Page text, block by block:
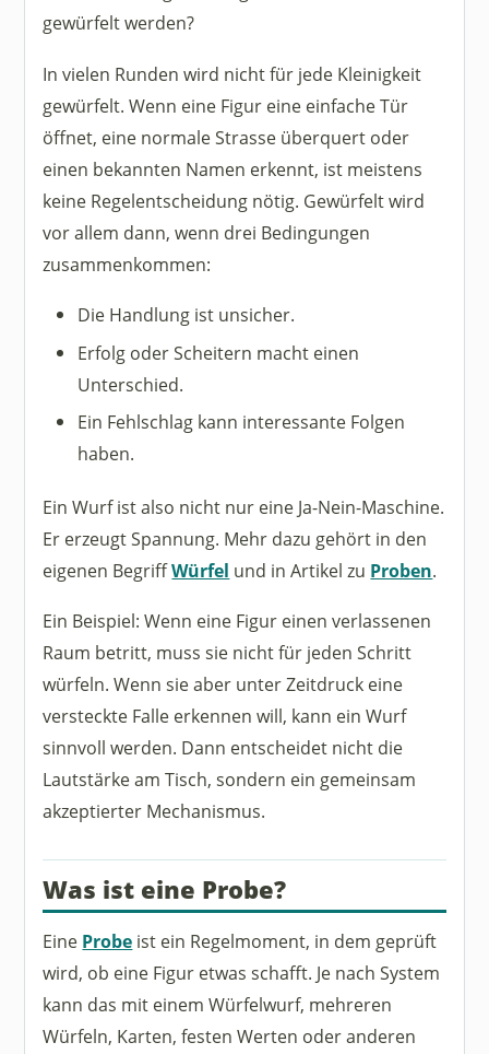
gewürfelt werden?
In vielen Runden wird nicht für jede Kleinigkeit
gewürfelt. Wenn eine Figur eine einfache Tür
öffnet, eine normale Strasse überquert oder
einen bekannten Namen erkennt, ist meistens
keine Regelentscheidung nötig. Gewürfelt wird
vor allem dann, wenn drei Bedingungen
zusammenkommen:
Die Handlung ist unsicher.
Erfolg oder Scheitern macht einen
Unterschied.
Ein Fehlschlag kann interessante Folgen
haben.
Ein Wurf ist also nicht nur eine Ja-Nein-Maschine.
Er erzeugt Spannung. Mehr dazu gehört in den
eigenen BegriffWürfel und in Artikel zu Proben.
Ein Beispiel: Wenn eine Figur einen verlassenen
Raum betritt, muss sie nicht für jeden Schritt
würfeln. Wenn sie aber unter Zeitdruck eine
versteckte Falle erkennen will, kann ein Wurf
sinnvoll werden. Dann entscheidet nicht die
Lautstärke am Tisch, sondern ein gemeinsam
akzeptierter Mechanismus.
Was ist eine Probe?
Eine Probe ist ein Regelmoment, in dem geprüft
wird, ob eine Figur etwas schafft. Je nach System
kann das mit einem Würfelwurf, mehreren
Würfeln, Karten, festen Werten oder anderen